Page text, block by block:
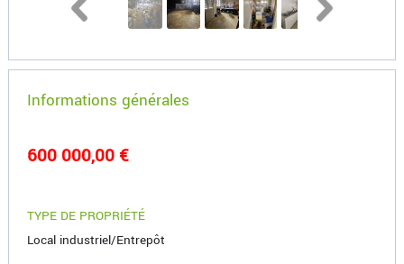
Informations générales
600 000,00 €
TYPE DE PROPRIÉTÉ
Local industriel/Entrepôt